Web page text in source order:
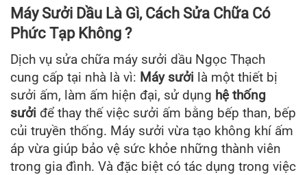
Máy Sưởi Dầu Là Gì, Cách Sửa Chữa Có
Phức Tạp Không ?
Dịch vụ sửa chữa máy sưởi dầu Ngọc Thạch
cung cấp tại nhà là vì: Máy sưởi là một thiết bị
sưởi ấm, làm ấm hiện đại, sử dụng hệ thống
sưởi để thay thế việc sưởi ấm bằng bếp than, bếp
củi truyền thống. Máy sưởi vừa tạo không khí ấm
áp vừa giúp bảo vệ sức khỏe những thành viên
trong gia đình. Và đặc biệt có tác dụng trong việc